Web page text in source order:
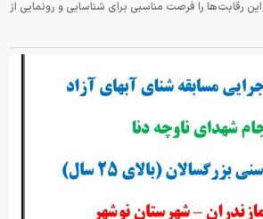
رقابت‌ها را فرصت مناسبی برای شناسایی و رونمایی از